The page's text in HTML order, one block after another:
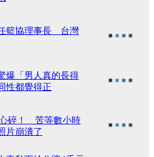
籃協理事長 台灣
爆「男人真的長得
性都覺得正
碎！ 苦等數小時
片崩潰了